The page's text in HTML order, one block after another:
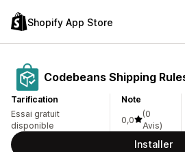
Shopify App Store
Codebeans Shipping
Tarification
Essai gratuit
disponible
Note
0,0
(0
Avis)
Installer